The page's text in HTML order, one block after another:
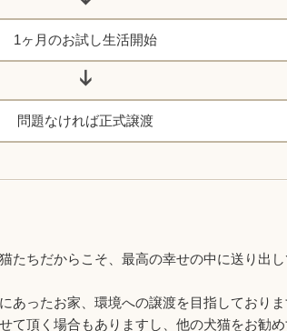
1ヶ月のお試し生活開始
問題なければ正式譲渡
たちだからこそ、最高の幸せの中に送り出
あったお家、環境への譲渡を目指しておりま
て頂く場合もありますし、他の犬猫をお勧